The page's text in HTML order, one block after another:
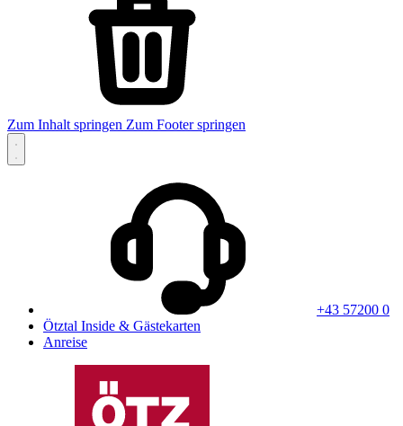
Zum Inhalt springen Zum Footer springen
+43 57200 0
Ötztal Inside & Gästekarten
Anreise